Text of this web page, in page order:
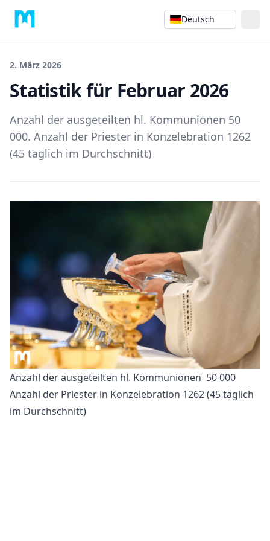
Deutsch
2. März 2026
Statistik für Februar 2026
Anzahl der ausgeteilten hl. Kommunionen 50
000. Anzahl der Priester in Konzelebration 1262
(45 täglich im Durchschnitt)
Anzahl der ausgeteilten hl. Kommunionen 50 000
Anzahl der Priester in Konzelebration 1262 (45 täglich
im Durchschnitt)